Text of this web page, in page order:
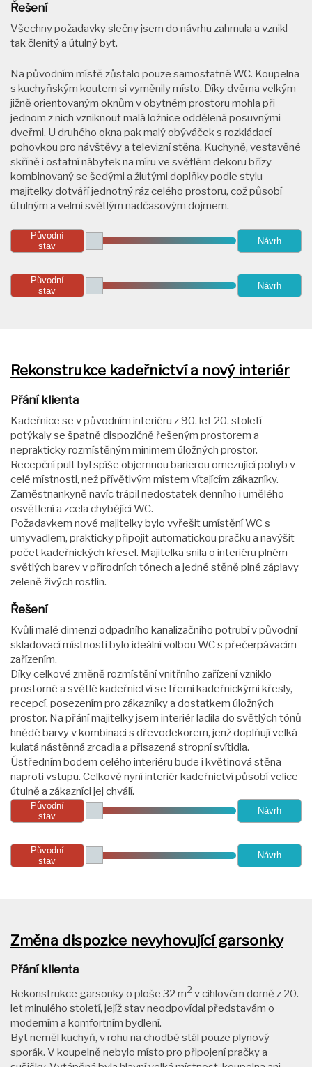
Řešení
Všechny požadavky slečny jsem do návrhu zahrnula a vznikl
tak členitý a útulný byt.
Na původním místě zůstalo pouze samostatné WC. Koupelna
s kuchyňským koutem si vyměnily místo. Díky dvěma velkým
jižně orientovaným oknům v obytném prostoru mohla při
jednom z nich vzniknout malá ložnice oddělená posuvnými
dveřmi. U druhého okna pak malý obýváček s rozkládací
pohovkou pro návštěvy a televizní stěna. Kuchyně, vestavěné
skříně i ostatní nábytek na míru ve světlém dekoru břízy
kombinovaný se šedými a žlutými doplňky podle stylu
majitelky dotváří jednotný ráz celého prostoru, což působí
útulným a velmi světlým nadčasovým dojmem.
Původní
stav
Návrh
Původní
stav
Návrh
Rekonstrukce kadeřnictví a nový interiér
Přání klienta
Kadeřnice se v původním interiéru z 90. let 20. století
potýkaly se špatně dispozičně řešeným prostorem a
neprakticky rozmístěným minimem úložných prostor.
Recepční pult byl spíše objemnou barierou omezující pohyb v
celé místnosti, než přívětivým místem vítajícím zákazníky.
Zaměstnankyně navíc trápil nedostatek denního i umělého
osvětlení a zcela chybějící WC.
Požadavkem nové majitelky bylo vyřešit umístění WC s
umyvadlem, prakticky připojit automatickou pračku a navýšit
počet kadeřnických křesel. Majitelka snila o interiéru plném
světlých barev v přírodních tónech a jedné stěně plné záplavy
zeleně živých rostlin.
Řešení
Kvůli malé dimenzi odpadního kanalizačního potrubí v původní
skladovací místnosti bylo ideální volbou WC s přečerpávacím
zařízením.
Díky celkové změně rozmístění vnitřního zařízení vzniklo
prostorné a světlé kadeřnictví se třemi kadeřnickými křesly,
recepcí, posezením pro zákazníky a dostatkem úložných
prostor. Na přání majitelky jsem interiér ladila do světlých tónů
hnědé barvy v kombinaci s dřevodekorem, jenž doplňují velká
kulatá nástěnná zrcadla a přisazená stropní svítidla.
Ústředním bodem celého interiéru bude i květinová stěna
naproti vstupu. Celkově nyní interiér kadeřnictví působí velice
útulně a zákazníci jej chválí.
Původní
stav
Návrh
Původní
stav
Návrh
Změna dispozice nevyhovující garsonky
Přání klienta
Rekonstrukce garsonky o ploše 32 m2 v cihlovém domě z 20.
let minulého století, jejíž stav neodpovídal představám o
moderním a komfortním bydlení.
Byt neměl kuchyň, v rohu na chodbě stál pouze plynový
sporák. V koupelně nebylo místo pro připojení pračky a